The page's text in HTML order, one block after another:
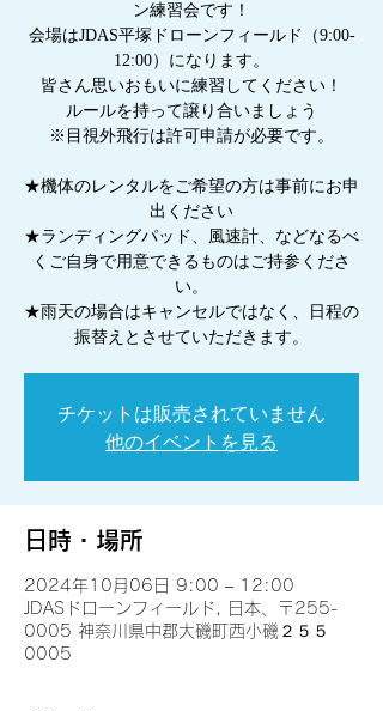
ン練習会です！
会場はJDAS平塚ドローンフィールド（9:00-
12:00）になります。
皆さん思いおもいに練習してください！
ルールを持って譲り合いましょう
※目視外飛行は許可申請が必要です。
★機体のレンタルをご希望の方は事前にお申
出ください
★ランディングパッド、風速計、などなるべ
くご自身で用意できるものはご持参くださ
い。
★雨天の場合はキャンセルではなく、日程の
振替えとさせていただきます。
チケットは販売されていません
他のイベントを見る
日時・場所
2024年10月06日 9:00 – 12:00
JDASドローンフィールド, 日本、〒255-
0005 神奈川県中郡大磯町西小磯２５５
0005